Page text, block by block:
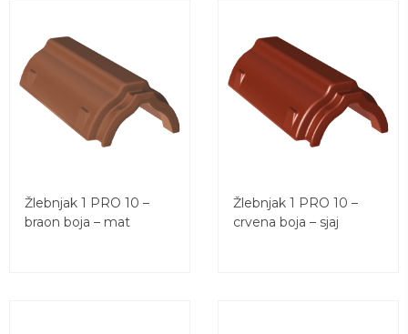
Žlebnjak 1 PRO 10 –
braon boja – mat
Žlebnjak 1 PRO 10 –
crvena boja – sjaj